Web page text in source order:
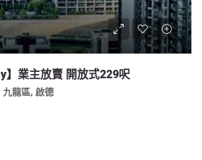
】業主放賣 開放式229呎
龍區, 啟德